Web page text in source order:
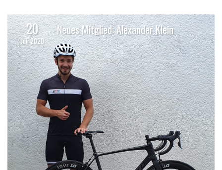
20
Juli 2020
Neues Mitglied: Alexander Klein